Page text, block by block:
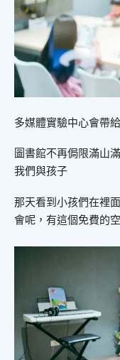
多媒體實驗中心會帶
圖書館不再侷限滿山
我們與孩子
那天看到小孩們在裡
會呢，有這個免費的